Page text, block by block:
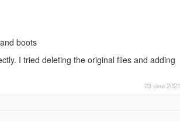
boots
I tried deleting the original files and adding
23 юни 2021